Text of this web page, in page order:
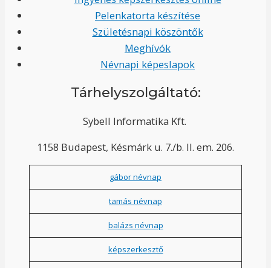
Pelenkatorta készítése
Születésnapi köszöntők
Meghívók
Névnapi képeslapok
Tárhelyszolgáltató:
Sybell Informatika Kft.
1158 Budapest, Késmárk u. 7./b. II. em. 206.
gábor névnap
tamás névnap
balázs névnap
képszerkesztő